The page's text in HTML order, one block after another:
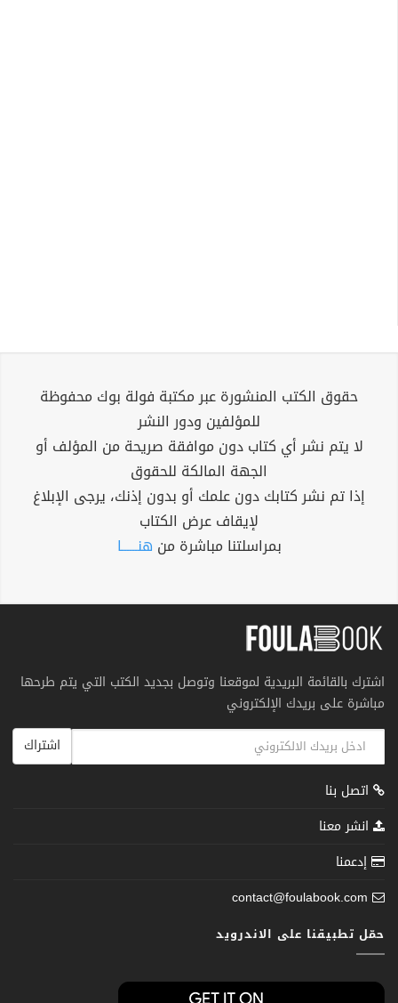
حقوق الكتب المنشورة عبر مكتبة فولة بوك محفوظة
للمؤلفين ودور النشر
لا يتم نشر أي كتاب دون موافقة صريحة من المؤلف أو
الجهة المالكة للحقوق
إذا تم نشر كتابك دون علمك أو بدون إذنك، يرجى الإبلاغ
لإيقاف عرض الكتاب
بمراسلتنا مباشرة من هنــــــا
اشترك بالقائمة البريدية لموقعنا وتوصل بجديد الكتب التي يتم طرحها
مباشرة على بريدك الإلكتروني
اشتراك
اتصل بنا
انشر معنا
إدعمنا
contact@foulabook.com
حمّل تطبيقنا على الاندرويد